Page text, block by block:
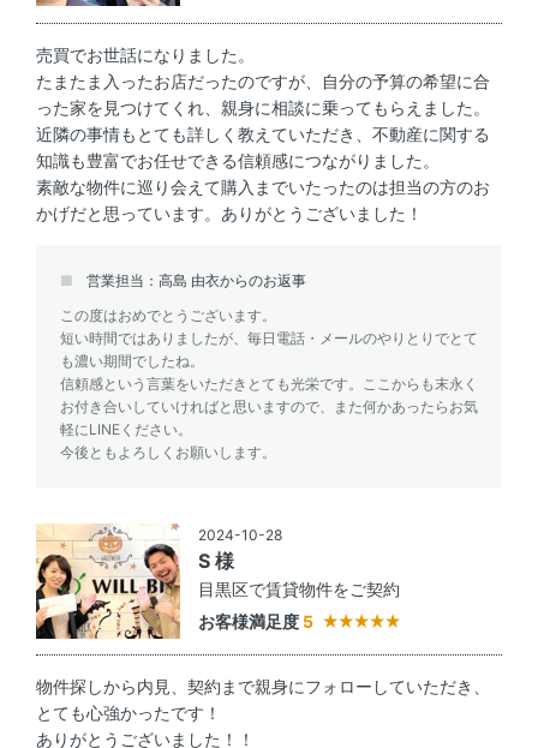
売買でお世話になりました。
たまたま入ったお店だったのですが、自分の予算の希望に合
った家を見つけてくれ、親身に相談に乗ってもらえました。
近隣の事情もとても詳しく教えていただき、不動産に関する
知識も豊富でお任せできる信頼感につながりました。
素敵な物件に巡り会えて購入までいたったのは担当の方のお
かげだと思っています。ありがとうございました！
営業担当：高島 由衣からのお返事
この度はおめでとうございます。
短い時間ではありましたが、毎日電話・メールのやりとりでとて
も濃い期間でしたね。
信頼感という言葉をいただきとても光栄です。ここからも末永く
お付き合いしていければと思いますので、また何かあったらお気
軽にLINEください。
今後ともよろしくお願いします。
2024-10-28
S 様
目黒区で賃貸物件をご契約
お客様満足度 5
物件探しから内見、契約まで親身にフォローしていただき、
とても心強かったです！
ありがとうございました！！